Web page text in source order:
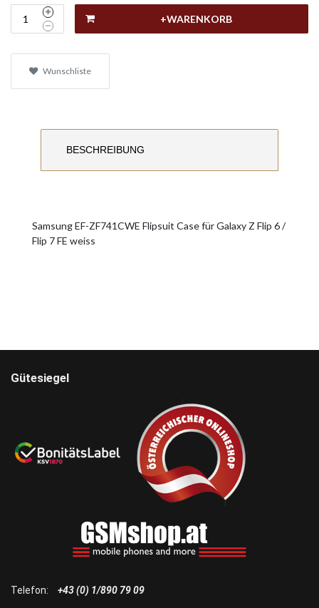
+WARENKORB
Wunschliste
BESCHREIBUNG
Samsung EF-ZF741CWE Flipsuit Case für Galaxy Z Flip 6 /
Flip 7 FE weiss
Telefon: +43 (0) 1/890 79 09
Gütesiegel